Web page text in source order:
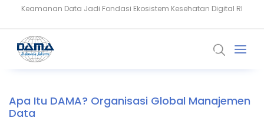
Setiaji: Masa Depan Healthcare Dibangun dari Kepercayaan dan
Apa Itu DAMA? Organisasi Global Manajemen
Data